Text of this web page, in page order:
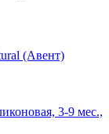
(Авент)
3-9 мес.,